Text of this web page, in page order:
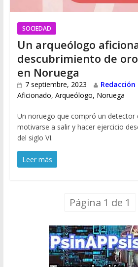
SOCIEDAD
Un arqueólogo
descubrimiento de
en Noruega
7 septiembre, 2023
Redacción
Aficionado, Arqueólogo, Noruega
Un noruego que compró un detector
motivarse a salir y hacer ejercicio
del siglo VI.
Leer más
Página 1 de 1